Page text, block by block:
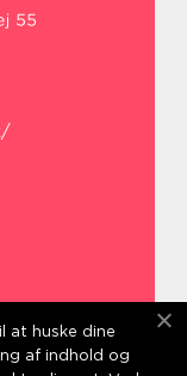
at huske dine
af indhold og